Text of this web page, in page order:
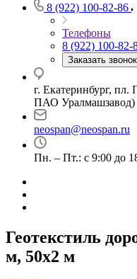
8 (922) 100-82-86
Телефоны
8 (922) 100-82-
Заказать звонок
г. Екатеринбург, пл.
ПАО Уралмашзавод)
neospan@neospan.ru
Пн. – Пт.: с 9:00 до
Геотекстиль
м, 50x2 м